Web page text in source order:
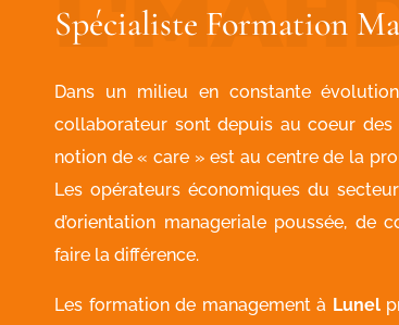
Spécialiste Formation
Dans un milieu en constante
collaborateur sont depuis au coeur des
notion de « care » est au centre de la
Les opérateurs économiques du
d’orientation manageriale poussée, de
faire la différence.
Les formation de management à Lunel